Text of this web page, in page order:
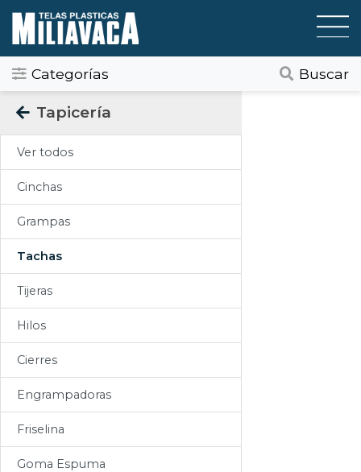
Categorías Buscar
Categorias
Todos
Gráfica / Comunicación Visual
Tapicería
Tapicería
Ver todos
Cinchas
Grampas
Tachas
Tijeras
Hilos
Cierres
Engrampadoras
Friselina
Goma Espuma
Telas Plásticas
Felpudos
Toldos
Pisos
Sogas
Varios